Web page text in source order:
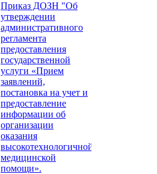
Приказ ДОЗН "Об
утверждении
административного
регламента
предоставления
государственной
услуги «Прием
заявлений,
постановка на учет и
предоставление
информации об
организации
оказания
высокотехнологичной
медицинской
помощи».